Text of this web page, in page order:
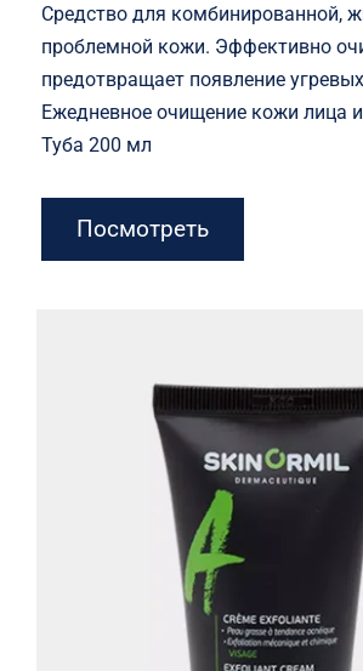
Средство для комбинированной,
проблемной кожи. Эффективно
предотвращает появление
Ежедневное очищение кожи лица и
Туба 200 мл
Посмотреть
Крем-эксфолиант